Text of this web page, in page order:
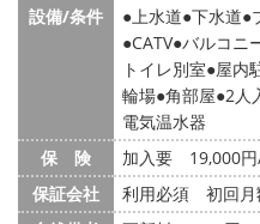
設備/条件
上水道 下水道
CATV バルコニ
トイレ別室 屋内
輪場 角部屋 2人
電気温水器
保 険
加入要 19,000
保証会社
利用必須 初回月